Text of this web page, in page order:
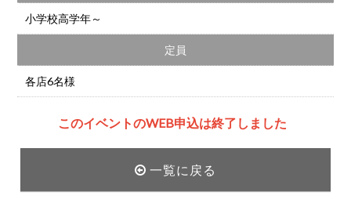
小学校高学年～
定員
各店6名様
このイベントのWEB申込は終了しました
一覧に戻る